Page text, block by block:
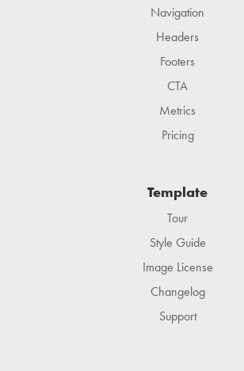
Navigation
Headers
Footers
CTA
Metrics
Pricing
Template
Tour
Style Guide
Image License
Changelog
Support